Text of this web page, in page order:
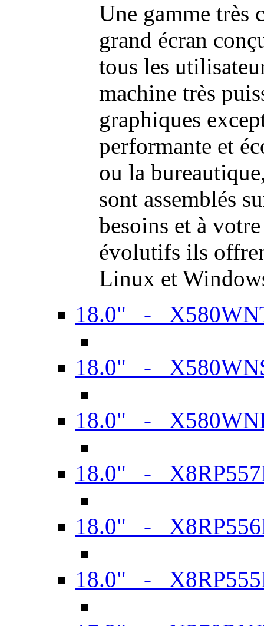
Une gamme très
grand écran
tous les
machine très
graphiques
performante et
ou la
sont assemblés
besoins et à
évolutifs ils
Linux et
18.0" -
18.0" -
18.0" -
18.0" -
18.0" -
18.0" -